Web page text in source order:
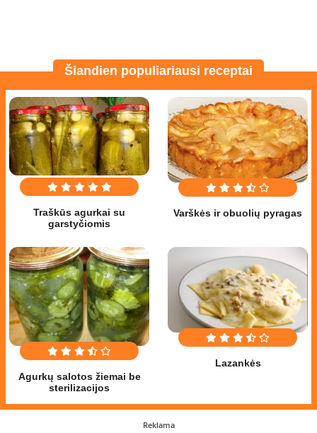
Šiandien populiariausi receptai
Traškūs agurkai su
garstyčiomis
Varškės ir obuolių pyragas
Agurkų salotos žiemai be
sterilizacijos
Lazankės
Reklama